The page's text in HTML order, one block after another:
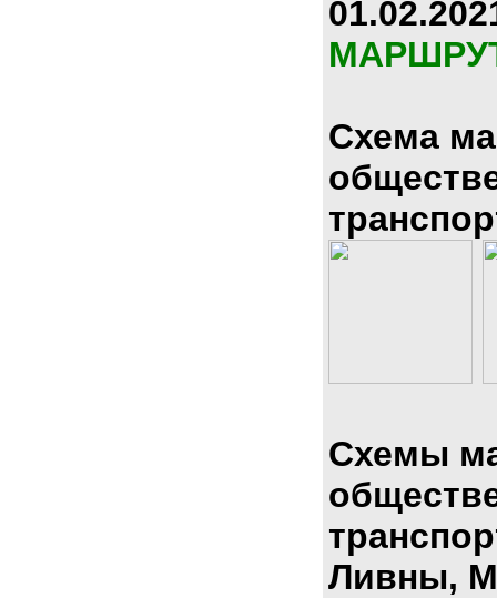
Схема
Схемы
Ливны,